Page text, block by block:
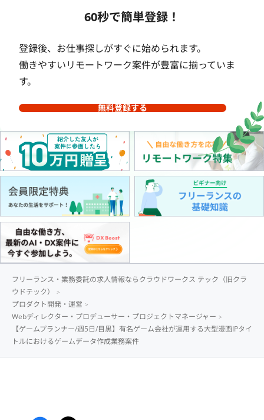
60秒で簡単登録！
登録後、お仕事探しがすぐに始められます。
働きやすいリモートワーク案件が豊富に揃っていま
す。
無料登録する
フリーランス・業務委託の求人情報ならクラウドワークス テック（旧クラ
ウドテック）
プロダクト開発・運営
Webディレクター・プロデューサー・プロジェクトマネージャー
【ゲームプランナー/週5日/目黒】有名ゲーム会社が運用する大型漫画IPタイ
トルにおけるゲームデータ作成業務案件